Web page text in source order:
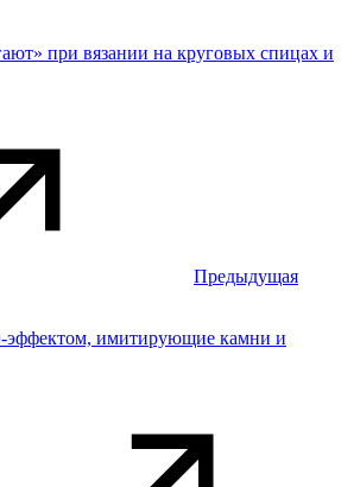
при вязании на круговых спицах и
Предыдущая
эффектом, имитирующие камни и